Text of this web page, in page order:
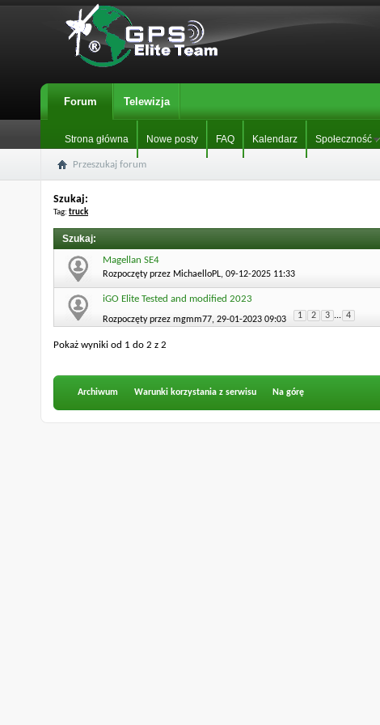
Forum
Strona główna Nowe posty FAQ Kalendarz Społeczność
Telewizja
Przeszukaj forum
Szukaj:
Tag: truck
Szukaj:
Magellan SE4
Rozpoczęty przez MichaelloPL, 09-12-2025 11:33
iGO Elite Tested and modified 2023
Rozpoczęty przez mgmm77, 29-01-2023 09:03 1 2 3 ... 4
Pokaż wyniki od 1 do 2 z 2
Archiwum Warunki korzystania z serwisu Na górę